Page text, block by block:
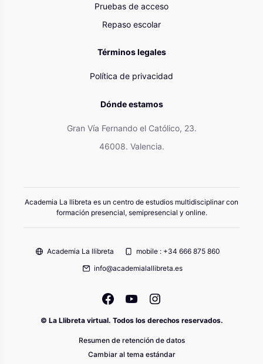
Pruebas de acceso
Repaso escolar
Términos legales
Política de privacidad
Dónde estamos
Gran Vía Fernando el Católico, 23.
46008. Valencia.
Academia La llibreta es un centro de estudios multidisciplinar con
formación presencial, semipresencial y online.
Academia La llibreta
mobile : +34 666 875 860
info@academialallibreta.es
© La Llibreta virtual. Todos los derechos reservados.
Resumen de retención de datos
Cambiar al tema estándar